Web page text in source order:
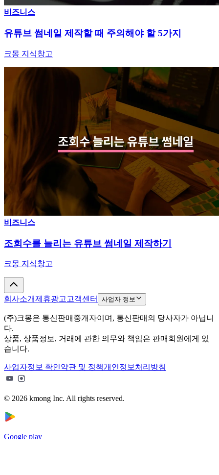
비즈니스
유튜브 썸네일 제작할 때 주의해야 할 5가지
크몽 지식창고
비즈니스
조회수를 늘리는 유튜브 썸네일 제작하기
크몽 지식창고
회사소개제휴광고 고객센터 사업자 정보
(주)크몽은 통신판매중개자이며, 통신판매의 당사자가 아닙니
다.
상품, 상품정보, 거래에 관한 의무와 책임은 판매회원에게 있
습니다.
사업자정보 확인약관 및 정책개인정보처리방침
© 2026 kmong Inc. All rights reserved.
Google play